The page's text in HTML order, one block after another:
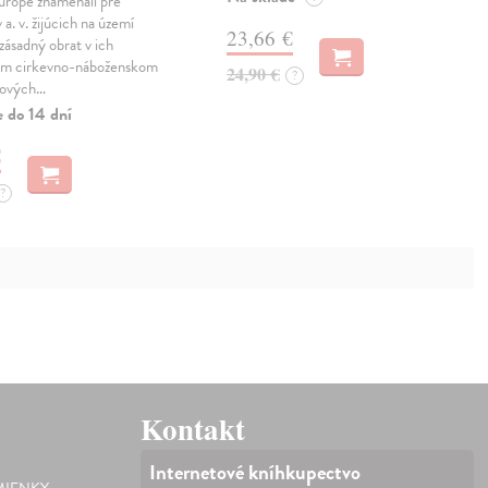
v. žijúcich na území
obrat v ich
cirkevno-náboženskom
do 14 dní
?
23,66 €
24,90 € ?
Kontakt
Internetové kníhkupectvo